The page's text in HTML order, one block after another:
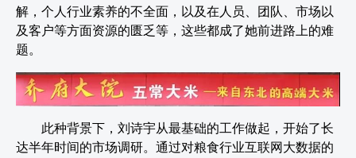
解，个人行业素养的不全面，以及在人员、团队、市场以
及客户等方面资源的匮乏等，这些都成了她前进路上的难
题。
此种背景下，刘诗宇从最基础的工作做起，开始了长
达半年时间的市场调研。通过对粮食行业互联网大数据的